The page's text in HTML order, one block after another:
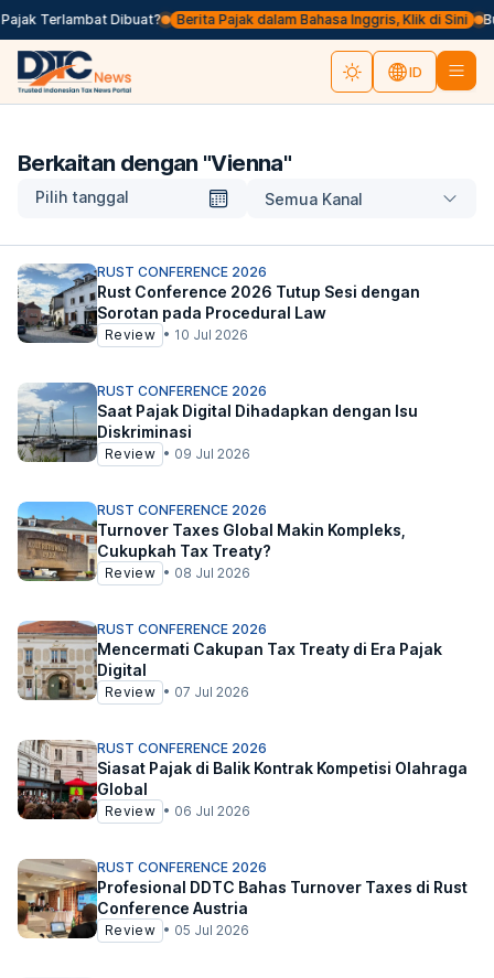
Terlambat Dibuat? Berita Pajak dalam Bahasa Inggris, Klik di Sini
ID
Berkaitan dengan "Vienna"
Pilih tanggal Semua Kanal
RUST CONFERENCE 2026
Rust Conference 2026 Tutup Sesi dengan
Sorotan pada Procedural Law
Review • 10 Jul 2026
RUST CONFERENCE 2026
Saat Pajak Digital Dihadapkan dengan Isu
Diskriminasi
Review • 09 Jul 2026
RUST CONFERENCE 2026
Turnover Taxes Global Makin Kompleks,
Cukupkah Tax Treaty?
Review • 08 Jul 2026
RUST CONFERENCE 2026
Mencermati Cakupan Tax Treaty di Era Pajak
Digital
Review • 07 Jul 2026
RUST CONFERENCE 2026
Siasat Pajak di Balik Kontrak Kompetisi Olahraga
Global
Review • 06 Jul 2026
RUST CONFERENCE 2026
Profesional DDTC Bahas Turnover Taxes di Rust
Conference Austria
Review • 05 Jul 2026